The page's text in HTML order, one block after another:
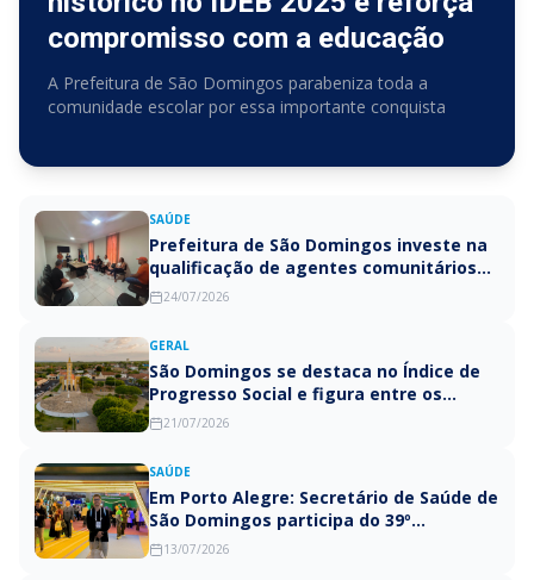
compromisso com a educação
A Prefeitura de São Domingos parabeniza toda a
comunidade escolar por essa importante conquista
SAÚDE
Prefeitura de São Domingos investe na
qualificação de agentes comunitários
de saúde com curso de capacitação
24/07/2026
GERAL
São Domingos se destaca no Índice de
Progresso Social e figura entre os
municípios com melhor qualidade de
21/07/2026
SAÚDE
Em Porto Alegre: Secretário de Saúde de
São Domingos participa do 39º
Congresso do Conasems em busca de
13/07/2026